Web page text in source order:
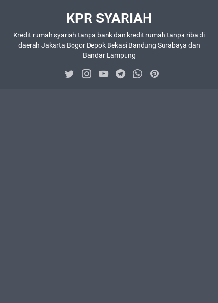
KPR SYARIAH
Kredit rumah syariah tanpa bank dan kredit rumah tanpa riba di
daerah Jakarta Bogor Depok Bekasi Bandung Surabaya dan
Bandar Lampung